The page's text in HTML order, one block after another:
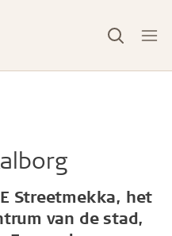
Streetmekka, het
van de stad,